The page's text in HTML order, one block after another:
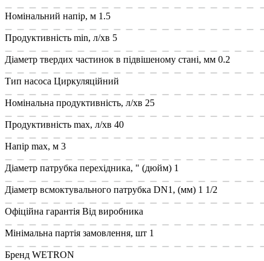
Номінальний напір, м 1.5
Продуктивність min, л/хв 5
Діаметр твердих частинок в підвішеному стані, мм 0.2
Тип насоса Циркуляційний
Номінальна продуктивність, л/хв 25
Продуктивність max, л/хв 40
Напір max, м 3
Діаметр патрубка перехідника, " (дюйм) 1
Діаметр всмоктувального патрубка DN1, (мм) 1 1/2
Офіційна гарантія Від виробника
Мінімальна партія замовлення, шт 1
Бренд WETRON